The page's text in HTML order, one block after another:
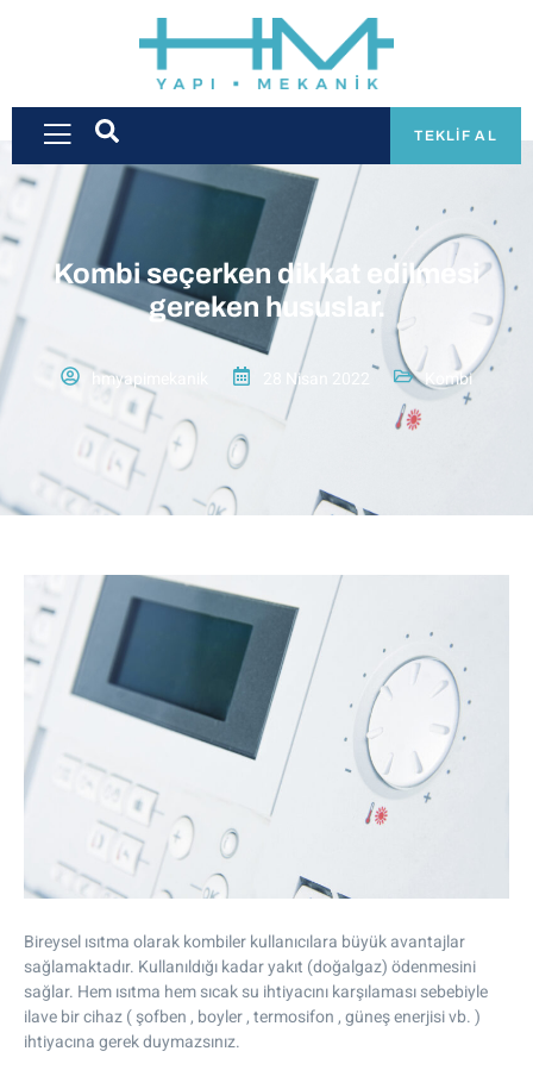
TEKLIF AL
Kombi seçerken dikkat edilmesi
gereken hususlar.
hmyapimekanik 28 Nisan 2022 Kombi
Bireysel ısıtma olarak kombiler kullanıcılara büyük avantajlar
sağlamaktadır. Kullanıldığı kadar yakıt (doğalgaz) ödenmesini
sağlar. Hem ısıtma hem sıcak su ihtiyacını karşılaması sebebiyle
ilave bir cihaz ( şofben , boyler , termosifon , güneş enerjisi vb. )
ihtiyacına gerek duymazsınız.